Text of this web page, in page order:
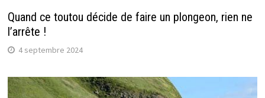
Quand ce toutou décide de faire un plongeon, rien ne
l’arrête !
4 septembre 2024